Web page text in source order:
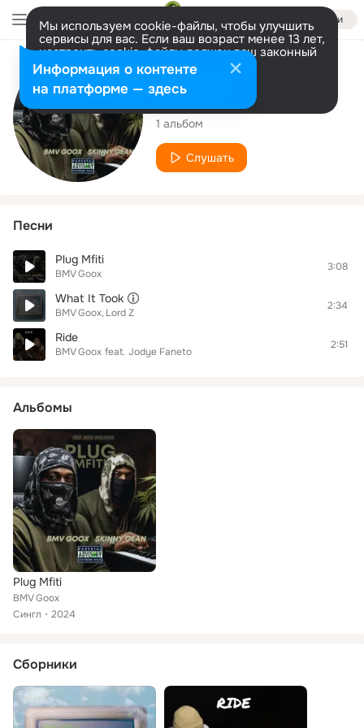
Войти
Мы используем cookie-файлы, чтобы улучшить
сервисы для вас. Если ваш возраст менее 13 лет,
настроить cookie-файлы должен ваш законный
представитель. Больше информации
Разрешить все Настроить
Исполнитель
BMV Goox
1 альбом
Слушать
Песни
Plug Mfiti
BMV Goox
3:08
What It Took
BMV Goox Lord Z
2:34
Ride
BMV Goox feat. Jodye Faneto
2:51
Альбомы
Plug Mfiti
BMV Goox
Сингл
2024
Сборники
Информация о контенте
на платформе — здесь